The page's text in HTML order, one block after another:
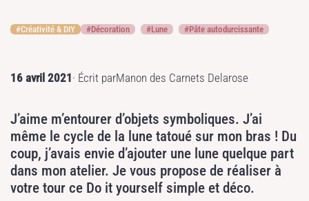
Créativité & DIY Décoration Lune Pâte autodurcissante
16 avril 2021 · Écrit parManon des Carnets Delarose
J’aime m’entourer d’objets symboliques. J’ai
même le cycle de la lune tatoué sur mon bras ! Du
coup, j’avais envie d’ajouter une lune quelque part
dans mon atelier. Je vous propose de réaliser à
votre tour ce Do it yourself simple et déco.